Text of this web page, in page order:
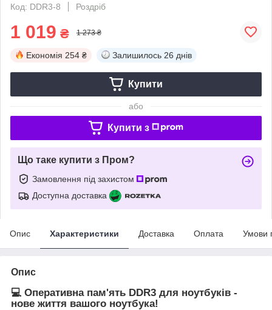
Код: DDR3-8
Роздріб
1 019 ₴ 1 273 ₴
Економія 254 ₴ Залишилось 26 днів
Купити
або
Купити з
Що таке купити з Пром?
Замовлення під захистом
Доступна доставка
Опис Характеристики Доставка Оплата Умови
Опис
💻 Оперативна пам'ять DDR3 для ноутбуків -
нове життя вашого ноутбука!